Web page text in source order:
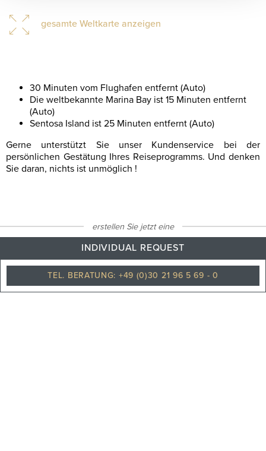
erstellen Sie jetzt eine
INDIVIDUAL REQUEST
TEL. BERATUNG: +49 (0)30 21 96 5 69 - 0
gesamte Weltkarte anzeigen
30 Minuten vom Flughafen entfernt (Auto)
Die weltbekannte Marina Bay ist 15 Minuten entfernt
(Auto)
Sentosa Island ist 25 Minuten entfernt (Auto)
Gerne unterstützt Sie unser Kundenservice bei der
persönlichen Gestätung Ihres Reiseprogramms. Und denken
Sie daran, nichts ist unmöglich !
34°C